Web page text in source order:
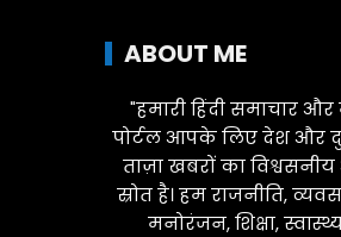
ABOUT ME
"हमारी हिंदी समाचार और
पोर्टल आपके लिए देश और
ताज़ा खबरों का
स्रोत है। हम राजनीति,
मनोरंजन, शिक्षा,